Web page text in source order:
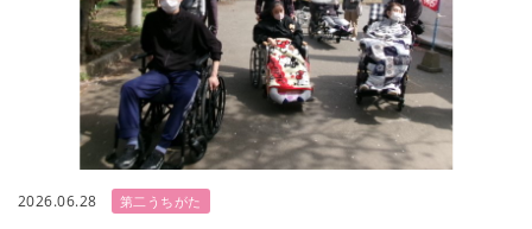
2026.06.28 第二うちがた